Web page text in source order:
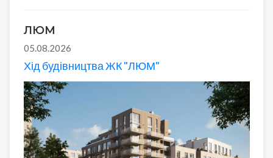
ЛЮМ
05.08.2026
Хід будівництва ЖК "ЛЮМ"